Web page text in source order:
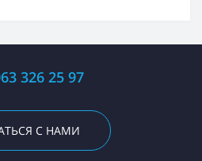
326 25 97
С НАМИ